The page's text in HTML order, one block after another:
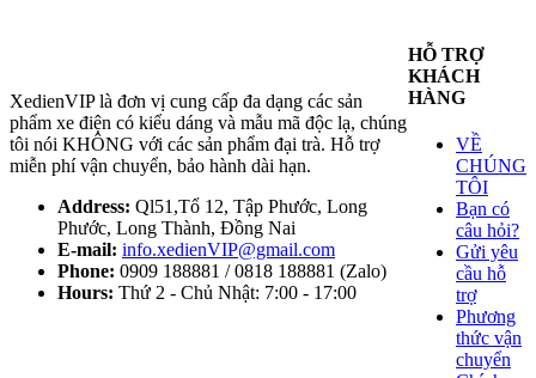
XedienVIP là đơn vị cung cấp đa dạng các sản
phẩm xe điện có kiểu dáng và mẫu mã độc lạ, chúng
tôi nói KHÔNG với các sản phẩm đại trà. Hỗ trợ
miễn phí vận chuyển, bảo hành dài hạn.
Address: Ql51,Tổ 12, Tập Phước, Long
Phước, Long Thành, Đồng Nai
E-mail: info.xedienVIP@gmail.com
Phone: 0909 188881 / 0818 188881 (Zalo)
Hours: Thứ 2 - Chủ Nhật: 7:00 - 17:00
HỖ TRỢ
KHÁCH
HÀNG
VỀ
CHÚNG
TÔI
Bạn có
câu hỏi?
Gửi yêu
cầu hỗ
trợ
Phương
thức vận
chuyển